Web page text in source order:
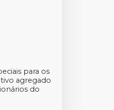
para os
agregado
do